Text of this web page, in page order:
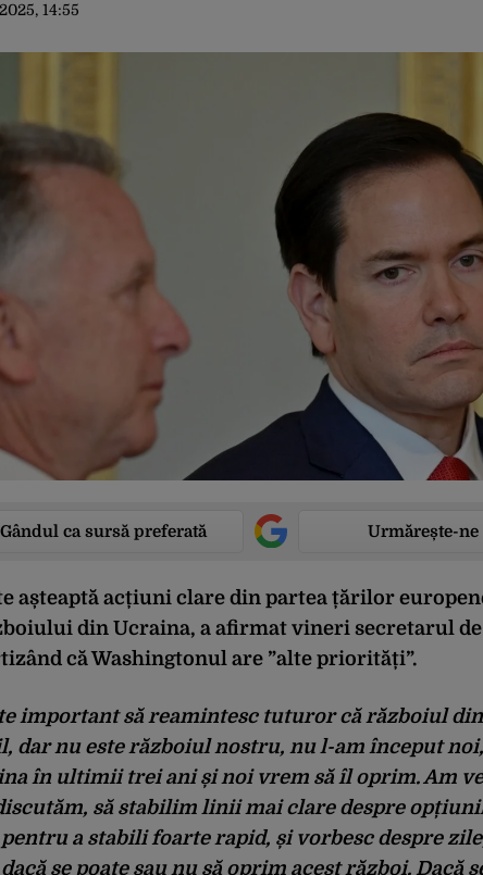
14:55
ca sursă preferată Urmărește-
așteaptă acțiuni clare din partea țărilor
din Ucraina, a afirmat vineri secretarul
că Washingtonul are ”alte priorități”.
important să reamintesc tuturor că războiul
dar nu este războiul nostru, nu l-am început
în ultimii trei ani și noi vrem să îl oprim. Am
să stabilim linii mai clare despre
a stabili foarte rapid, și vorbesc despre
se poate sau nu să oprim acest război. Dacă